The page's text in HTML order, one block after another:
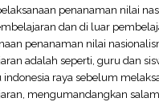
penanaman nilai
dan di luar
penanaman nilai
adalah seperti, guru dan
raya sebelum
mengumandangkan